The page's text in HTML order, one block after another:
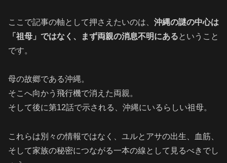
ここで記事の軸として押さえたいのは、 沖縄の謎の中心は
「祖母」ではなく、まず両親の消息不明にあるということ
です。
母の故郷である沖縄。
そこへ向かう飛行機で消えた両親。
そして後に第12話で示される、沖縄にいるらしい祖母。
これらは別々の情報ではなく、ユルとアサの出生、血筋、
そして家族の秘密につながる一本の線として見るべきでし